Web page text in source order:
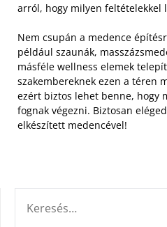
arról, hogy milyen feltételekkel
Nem csupán a medence
például szaunák,
másféle wellness elemek
szakembereknek ezen a téren
ezért biztos lehet benne, hogy
fognak végezni. Biztosan
elkészített medencével!